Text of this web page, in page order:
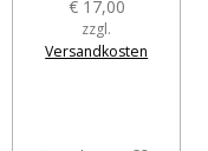
€ 17,00
zzgl.
Versandkosten